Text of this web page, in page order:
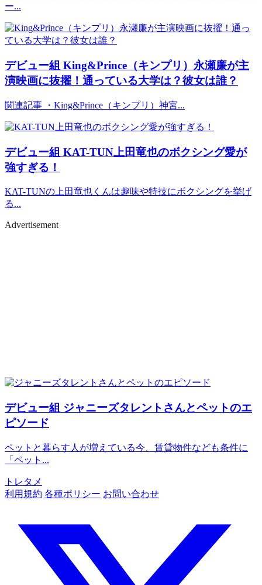
ー...
デビュー組 King&Prince（キンプリ）永瀬廉が主
演映画に抜擢！通っている大学は？彼女は誰？
関連記事 ・King&Prince（キンプリ）神宮...
デビュー組 KAT-TUN上田竜也のボクシング愛が
強すぎる！
KAT-TUNの上田竜也くんは趣味や特技にボクシングを挙げ
る...
Advertisement
デビュー組 ジャニーズタレントさんとペットのエ
ピソード
ペットと暮らす人が増えている今、賃貸物件なども条件に
「ペット...
トレタメ
利用規約 各種ポリシー お問い合わせ